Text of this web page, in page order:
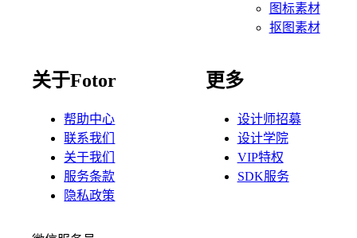
图标素材
抠图素材
关于Fotor
帮助中心
联系我们
关于我们
服务条款
隐私政策
更多
设计师招募
设计学院
VIP特权
SDK服务